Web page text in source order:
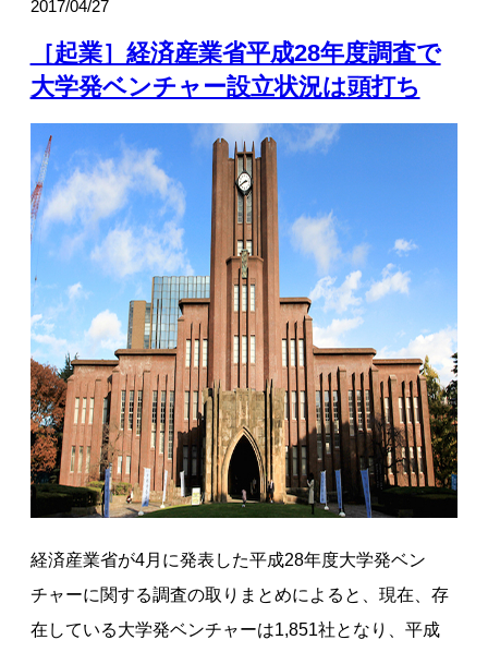
2017/04/27
［起業］経済産業省平成28年度調査で
大学発ベンチャー設立状況は頭打ち
経済産業省が4月に発表した平成28年度大学発ベン
チャーに関する調査の取りまとめによると、現在、存
在している大学発ベンチャーは1,851社となり、平成